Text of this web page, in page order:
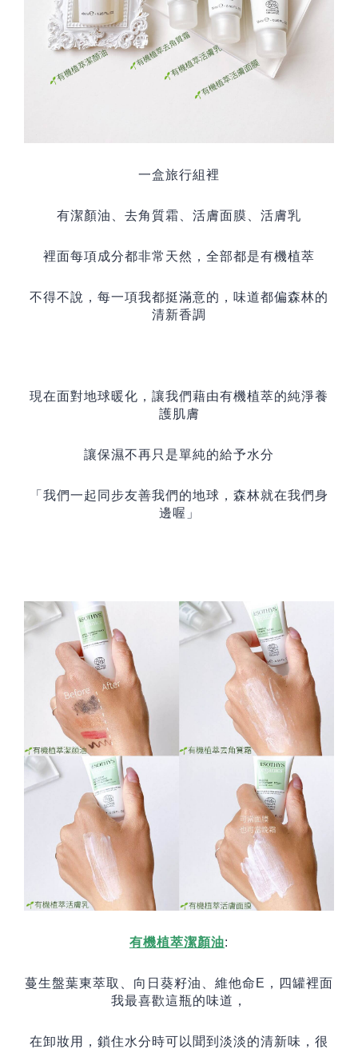
一盒旅行組裡
有潔顏油、去角質霜、活膚面膜、活膚乳
裡面每項成分都非常天然，全部都是有機植萃
不得不說，每一項我都挺滿意的，味道都偏森林的
清新香調
現在面對地球暖化，讓我們藉由有機植萃的純淨養
護肌膚
讓保濕不再只是單純的給予水分
「 我們一起同步友善我們的地球，森林就在我們身
邊喔 」
有機植萃潔顏油:
蔓生盤葉東萃取、向日葵籽油、維他命 E ，
四罐裡面
我最喜歡這瓶的味道，
在卸妝用，鎖住水分時可以聞到淡淡的清新味，很